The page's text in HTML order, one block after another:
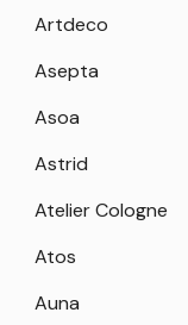
Artdeco
Asepta
Asoa
Astrid
Atelier Cologne
Atos
Auna